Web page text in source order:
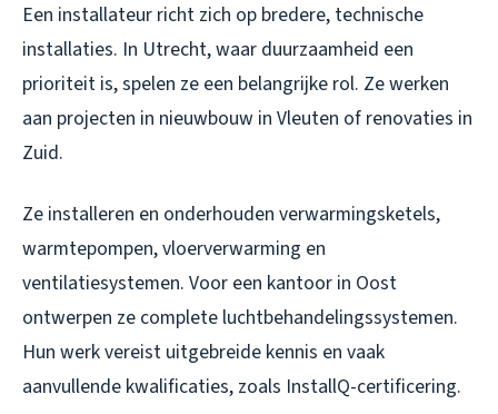
Een installateur richt zich op bredere, technische
installaties. In Utrecht, waar duurzaamheid een
prioriteit is, spelen ze een belangrijke rol. Ze werken
aan projecten in nieuwbouw in Vleuten of renovaties in
Zuid.
Ze installeren en onderhouden verwarmingsketels,
warmtepompen, vloerverwarming en
ventilatiesystemen. Voor een kantoor in Oost
ontwerpen ze complete luchtbehandelingssystemen.
Hun werk vereist uitgebreide kennis en vaak
aanvullende kwalificaties, zoals InstallQ-certificering.